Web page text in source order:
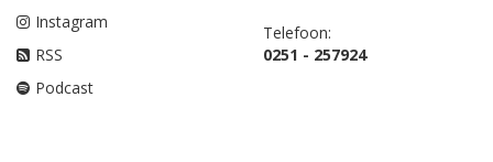
Instagram
RSS
Podcast
Telefoon:
0251 - 257924